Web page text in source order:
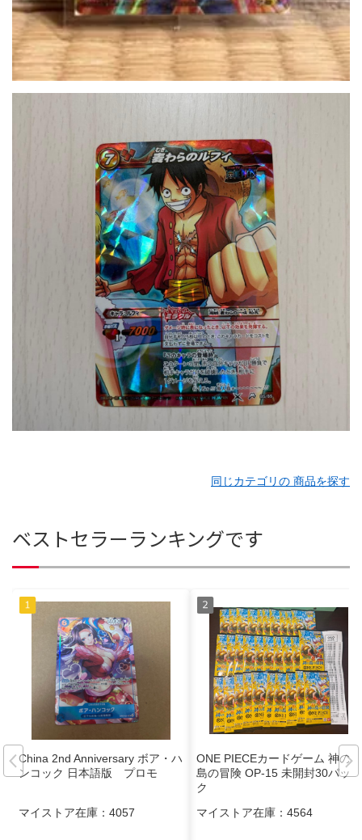
同じカテゴリの 商品を探す
ベストセラーランキングです
China 2nd Anniversary ボア・ハ
ンコック 日本語版 プロモ
マイストア在庫： 4057
ONE PIECEカードゲーム 神の
島の冒険 OP-15 未開封30パッ
ク
マイストア在庫： 4564